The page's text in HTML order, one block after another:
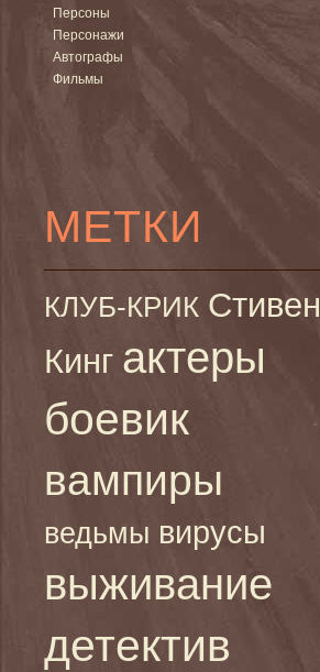
Персоны
Персонажи
Автографы
Фильмы
МЕТКИ
КЛУБ-КРИК Стивен
Кинг актеры
боевик
вампиры
ведьмы вирусы
выживание
детектив